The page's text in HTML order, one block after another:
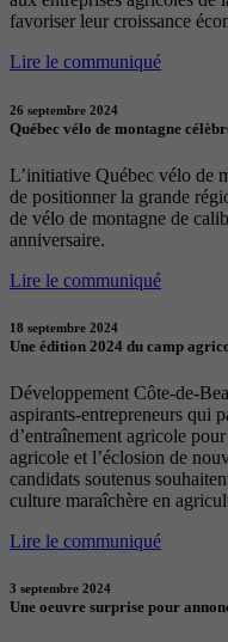
favoriser leur croissance
Lire le communiqué
26 septembre 2024
Québec vélo de montagne
L’initiative Québec vélo de
de positionner la grande
de vélo de montagne de
anniversaire.
Lire le communiqué
18 septembre 2024
Une édition 2024 du camp
Développement Côte-de-
aspirants-entrepreneurs qui
d’entraînement agricole
agricole et l’éclosion de
candidats soutenus
culture maraîchère en
Lire le communiqué
3 septembre 2024
Une oeuvre surprise pour